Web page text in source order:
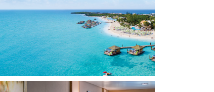
Vyhledat plavbu